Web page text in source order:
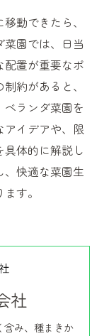
動できたら、
菜園では、日当
配置が重要なポ
約があると、
ランダ菜園を
イデアや、限
具体的に解説し
、快適な菜園生
す。
社
み、種まきか